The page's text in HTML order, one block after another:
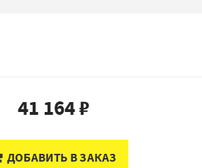
41 164 ₽
ДОБАВИТЬ В ЗАКАЗ